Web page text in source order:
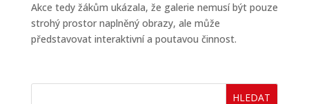
Akce tedy žákům ukázala, že galerie nemusí být pouze
strohý prostor naplněný obrazy, ale může
představovat interaktivní a poutavou činnost.
HLEDAT